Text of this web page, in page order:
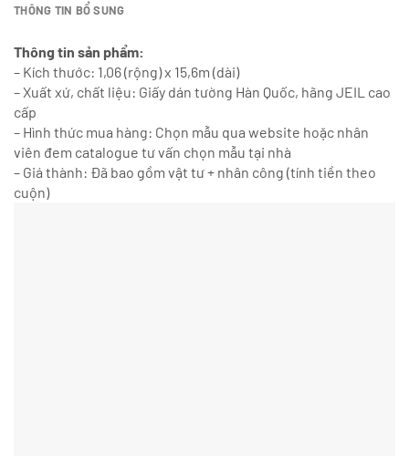
THÔNG TIN BỔ SUNG
Thông tin sản phẩm:
– Kích thước: 1,06 (rộng) x 15,6m (dài)
– Xuất xứ, chất liệu: Giấy dán tường Hàn Quốc, hãng JEIL cao
cấp
– Hình thức mua hàng: Chọn mẫu qua website hoặc nhân
viên đem catalogue tư vấn chọn mẫu tại nhà
– Giá thành: Đã bao gồm vật tư + nhân công (tính tiền theo
cuộn)